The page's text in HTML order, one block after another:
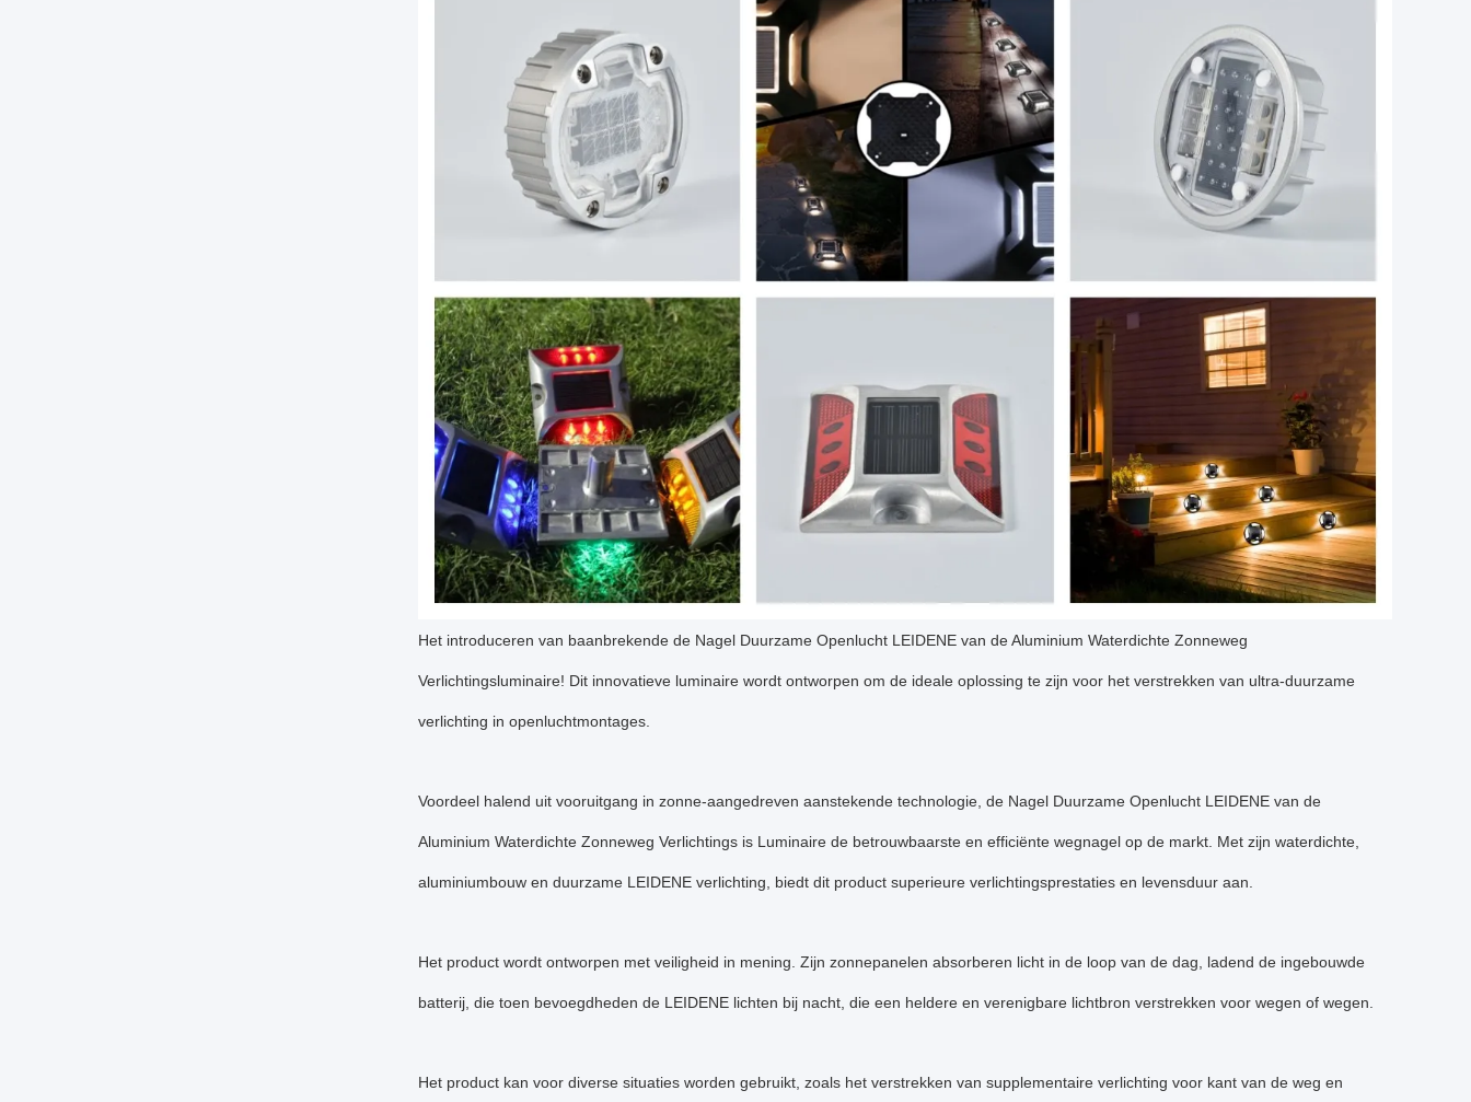
Het introduceren van baanbrekende de Nagel Duurzame Openlucht LEIDENE van de Aluminium Waterdichte Zonneweg
Verlichtingsluminaire! Dit innovatieve luminaire wordt ontworpen om de ideale oplossing te zijn voor het verstrekken van ultra-duurzame
verlichting in openluchtmontages.
Voordeel halend uit vooruitgang in zonne-aangedreven aanstekende technologie, de Nagel Duurzame Openlucht LEIDENE van de
Aluminium Waterdichte Zonneweg Verlichtings is Luminaire de betrouwbaarste en efficiënte wegnagel op de markt. Met zijn waterdichte,
aluminiumbouw en duurzame LEIDENE verlichting, biedt dit product superieure verlichtingsprestaties en levensduur aan.
Het product wordt ontworpen met veiligheid in mening. Zijn zonnepanelen absorberen licht in de loop van de dag, ladend de ingebouwde
batterij, die toen bevoegdheden de LEIDENE lichten bij nacht, die een heldere en verenigbare lichtbron verstrekken voor wegen of wegen.
Het product kan voor diverse situaties worden gebruikt, zoals het verstrekken van supplementaire verlichting voor kant van de weg en